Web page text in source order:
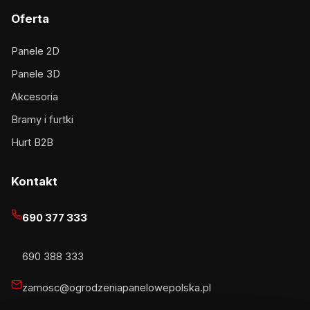
Oferta
Panele 2D
Panele 3D
Akcesoria
Bramy i furtki
Hurt B2B
Kontakt
690 377 333
690 388 333
zamosc@ogrodzeniapanelowepolska.pl